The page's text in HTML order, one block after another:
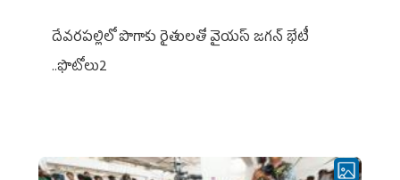
దేవరపల్లిలో పొగాకు రైతులతో వైయస్ జగన్ భేటీ
..ఫొటోలు2